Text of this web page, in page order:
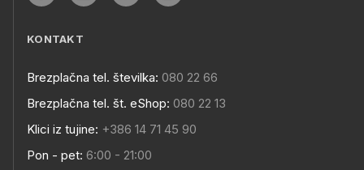
KONTAKT
Brezplačna tel. številka: 080 22 66
Brezplačna tel. št. eShop: 080 22 13
Klici iz tujine: +386 14 71 45 90
Pon - pet: 6:00 - 21:00